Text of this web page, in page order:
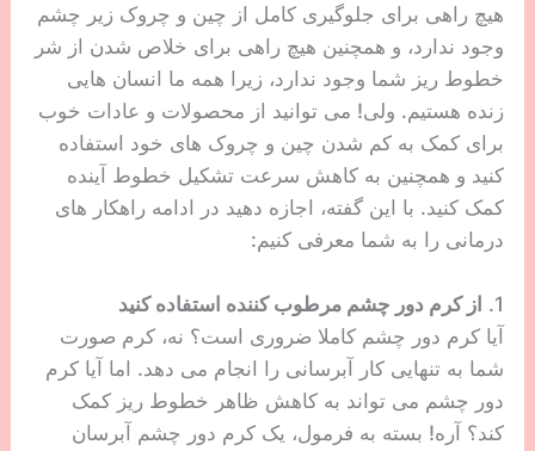
هیچ راهی برای جلوگیری کامل از چین و چروک زیر چشم
وجود ندارد، و همچنین هیچ راهی برای خلاص شدن از شر
خطوط ریز شما وجود ندارد، زیرا همه ما انسان هایی
زنده هستیم. ولی! می توانید از محصولات و عادات خوب
برای کمک به کم شدن چین و چروک های خود استفاده
کنید و همچنین به کاهش سرعت تشکیل خطوط آینده
کمک کنید. با این گفته، اجازه دهید در ادامه راهکار های
درمانی را به شما معرفی کنیم:
1. از کرم دور چشم مرطوب کننده استفاده کنید
آیا کرم دور چشم کاملا ضروری است؟ نه، کرم صورت
شما به تنهایی کار آبرسانی را انجام می دهد. اما آیا کرم
دور چشم می تواند به کاهش ظاهر خطوط ریز کمک
کند؟ آره! بسته به فرمول، یک کرم دور چشم آبرسان